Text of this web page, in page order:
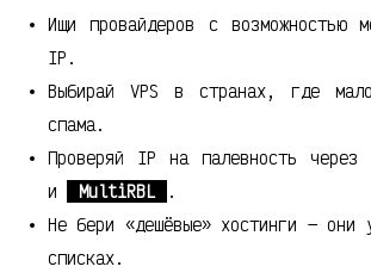
Ищи провайдеров с возможностью
IP.
Выбирай VPS в странах, где
спама.
Проверяй IP на палевность через
и
MultiRBL
.
Не бери «дешёвые» хостинги — они
списках.